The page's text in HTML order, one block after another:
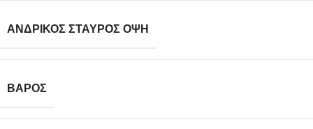
ΑΝΔΡΙΚΌΣ ΣΤΑΥΡΌΣ ΌΨΗ
ΒΆΡΟΣ